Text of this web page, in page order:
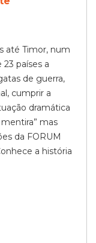
até Timor, num
países a
de guerra,
cumprir a
dramática
mas
da FORUM
a história